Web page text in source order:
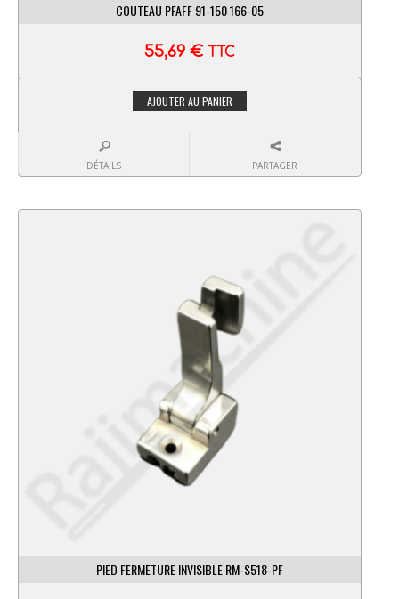
COUTEAU PFAFF 91-150 166-05
55,69 € TTC
AJOUTER AU PANIER
DÉTAILS PARTAGER
PIED FERMETURE INVISIBLE RM-S518-PF